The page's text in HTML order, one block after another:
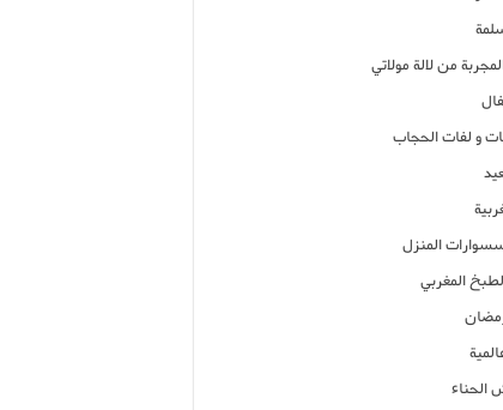
من لالة مولاتي
و لفات الحجاب
المنزل
المغربي
الحناء